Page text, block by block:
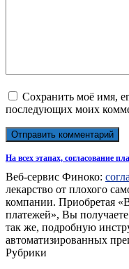
Сохранить моё имя,
последующих моих
На всех этапах, согласование
Веб-сервис Финоко:
лекарство от плохого
компании. Приобретая
платежей», Вы
так же, подробную
автоматизированных
Рубрики